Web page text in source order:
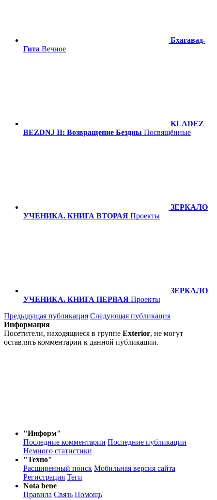
Бхагавад-
Гита Вечное
KLADEZ
BEZDNJ II: Возвращение Бездны Посвящённые
ЗЕРКАЛО
УЧЕНИКА. КНИГА ВТОРАЯ Проекты
ЗЕРКАЛО
УЧЕНИКА. КНИГА ПЕРВАЯ Проекты
Предыдущая публикация Следующая публикация
Информация
Посетители, находящиеся в группе Exterior, не могут
оставлять комментарии к данной публикации.
"Информ"
Последние комментарии Последние публикации
Немного статистики
"Техно"
Расширенный поиск Мобильная версия сайта
Регистрация Теги
Nota bene
Правила Связь Помощь